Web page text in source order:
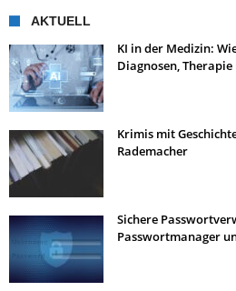
AKTUELL
KI in der Medizin:
Diagnosen,
Krimis mit
Rademacher
Sichere
Passwortmanager